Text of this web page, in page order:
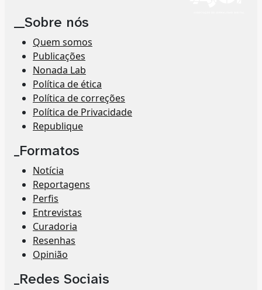
__Sobre nós
Quem somos
Publicações
Nonada Lab
Política de ética
Política de correções
Política de Privacidade
Republique
_Formatos
Notícia
Reportagens
Perfis
Entrevistas
Curadoria
Resenhas
Opinião
_Redes Sociais